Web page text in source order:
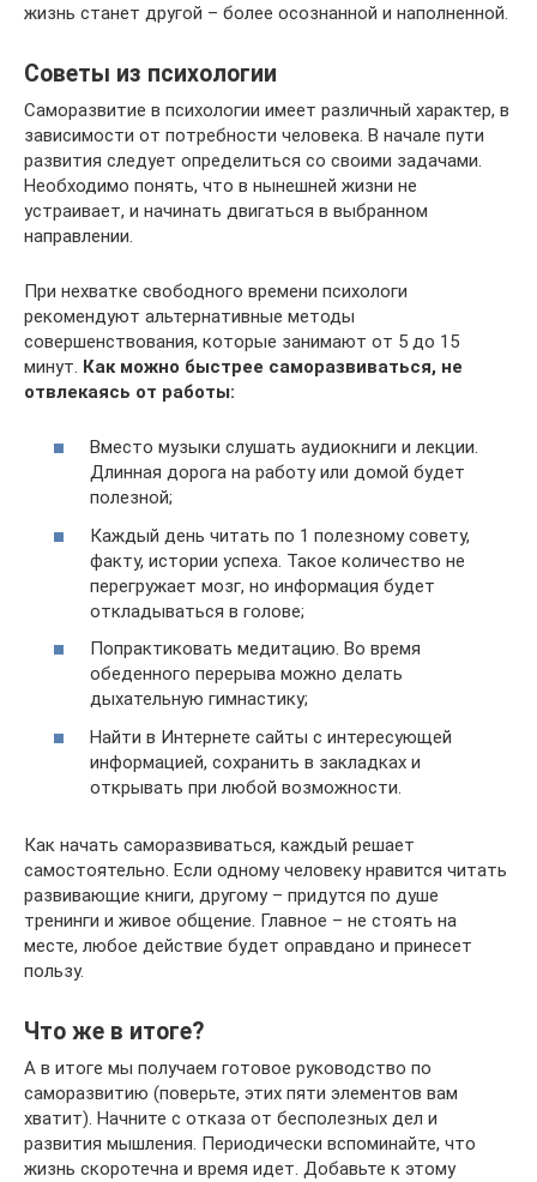
жизнь станет другой – более осознанной и наполненной.
Советы из психологии
Саморазвитие в психологии имеет различный характер, в
зависимости от потребности человека. В начале пути
развития следует определиться со своими задачами.
Необходимо понять, что в нынешней жизни не
устраивает, и начинать двигаться в выбранном
направлении.
При нехватке свободного времени психологи
рекомендуют альтернативные методы
совершенствования, которые занимают от 5 до 15
минут. Как можно быстрее саморазвиваться, не
отвлекаясь от работы:
Вместо музыки слушать аудиокниги и лекции.
Длинная дорога на работу или домой будет
полезной;
Каждый день читать по 1 полезному совету,
факту, истории успеха. Такое количество не
перегружает мозг, но информация будет
откладываться в голове;
Попрактиковать медитацию. Во время
обеденного перерыва можно делать
дыхательную гимнастику;
Найти в Интернете сайты с интересующей
информацией, сохранить в закладках и
открывать при любой возможности.
Как начать саморазвиваться, каждый решает
самостоятельно. Если одному человеку нравится читать
развивающие книги, другому – придутся по душе
тренинги и живое общение. Главное – не стоять на
месте, любое действие будет оправдано и принесет
пользу.
Что же в итоге?
А в итоге мы получаем готовое руководство по
саморазвитию (поверьте, этих пяти элементов вам
хватит). Начните с отказа от бесполезных дел и
развития мышления. Периодически вспоминайте, что
жизнь скоротечна и время идет. Добавьте к этому